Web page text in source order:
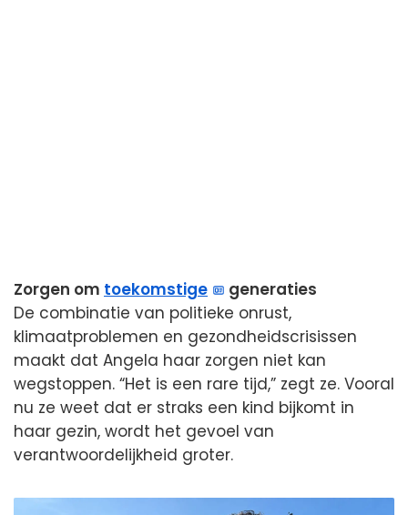
Zorgen om toekomstige
generaties
De combinatie van politieke onrust,
klimaatproblemen en gezondheidscrisissen
maakt dat Angela haar zorgen niet kan
wegstoppen. “Het is een rare tijd,” zegt ze. Vooral
nu ze weet dat er straks een kind bijkomt in
haar gezin, wordt het gevoel van
verantwoordelijkheid groter.